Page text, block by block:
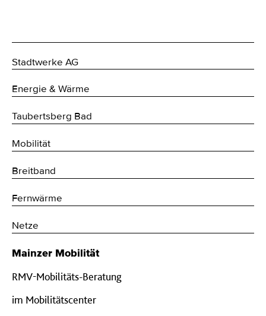
Stadtwerke AG
Energie & Wärme
Taubertsberg Bad
Mobilität
Breitband
Fernwärme
Netze
Mainzer Mobilität
RMV-Mobilitäts-Beratung
im Mobilitätscenter